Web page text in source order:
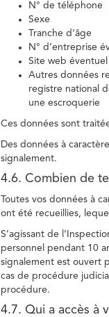
N° de téléphone
Sexe
Tranche d’âge
N° d’entreprise
Site web éventuel
Autres données
registre national
une escroquerie
Ces données sont
Des données à
signalement.
4.6. Combien de
Toutes vos données à
ont été recueillies,
S’agissant de
personnel pendant 10
signalement est ouvert
cas de procédure
procédure.
4.7. Qui a accès à